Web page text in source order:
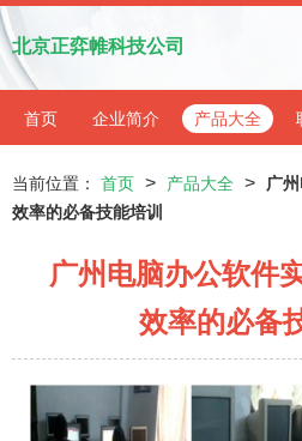
北京正弈帷科技公司
首页 企业简介 产品大全
当前位置： 首页 > 产品大全 >
广
效率的必备技能培训
广州电脑办公软件
效率的必备